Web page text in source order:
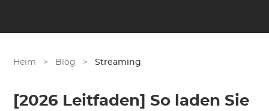
Heim > Blog > Streaming
[2026 Leitfaden] So laden Sie